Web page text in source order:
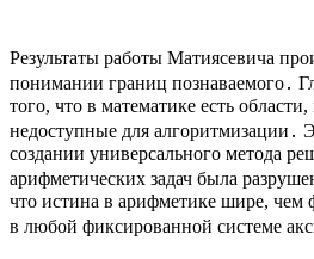
Результаты работы Матиясевича
понимании границ познаваемого․
того, что в математике есть
недоступные для алгоритмизации․
создании универсального метода
арифметических задач была
что истина в арифметике шире, чем
в любой фиксированной системе